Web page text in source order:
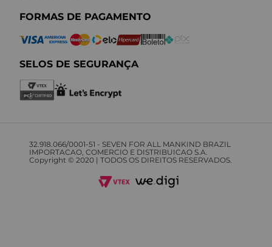
FORMAS DE PAGAMENTO
SELOS DE SEGURANÇA
32.918.066/0001-51 - SEVEN FOR ALL MANKIND BRAZIL
IMPORTACAO, COMERCIO E DISTRIBUICAO S.A.
Copyright © 2020 | TODOS OS DIREITOS RESERVADOS.